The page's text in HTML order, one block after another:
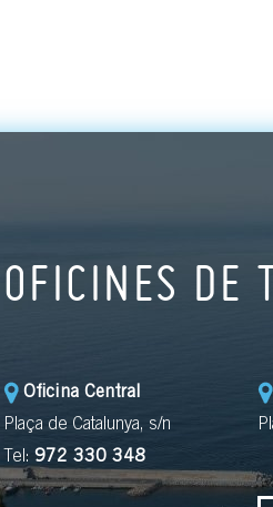
OFICINES DE
Oficina Central
Plaça de Catalunya, s/n
Tel: 972 330 348